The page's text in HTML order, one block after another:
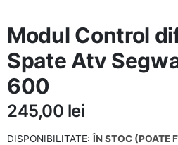
Modul Control
Spate Atv
600
245,00 lei
DISPONIBILITATE: ÎN STOC (POATE